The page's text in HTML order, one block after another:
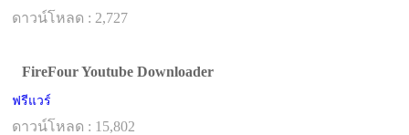
ดาวน์โหลด : 2,727
FireFour Youtube Downloader
ฟรีแวร์
ดาวน์โหลด : 15,802